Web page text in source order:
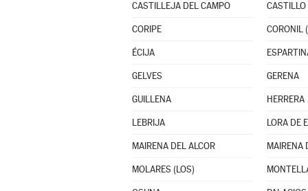
CASTILLEJA DEL CAMPO
CORIPE CORONIL
ÉCIJA
GELVES GERENA
GUILLENA HERRERA
LEBRIJA LORA DE
MAIRENA DEL ALCOR MAIRENA
MOLARES (LOS)